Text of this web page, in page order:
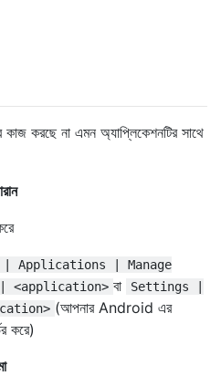
কাজ করছে না এমন অ্যাপ্লিকেশনটির সাথে
Applications | Manage
<application> বা
Settings |
(আপনার Android এর
করে)